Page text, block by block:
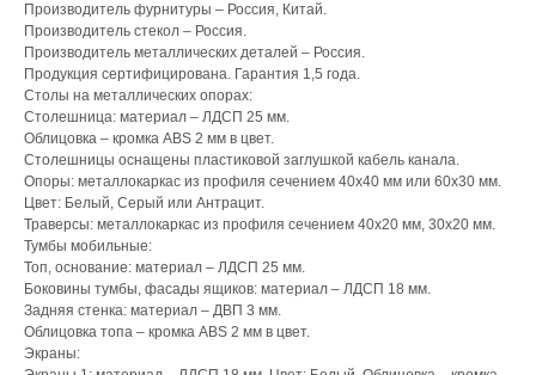
Производитель фурнитуры – Россия, Китай.
Производитель стекол – Россия.
Производитель металлических деталей – Россия.
Продукция сертифицирована. Гарантия 1,5 года.
Столы на металлических опорах:
Столешница: материал – ЛДСП 25 мм.
Облицовка – кромка ABS 2 мм в цвет.
Столешницы оснащены пластиковой заглушкой кабель канала.
Опоры: металлокаркас из профиля сечением 40х40 мм или 60х30 мм.
Цвет: Белый, Серый или Антрацит.
Траверсы: металлокаркас из профиля сечением 40х20 мм, 30х20 мм.
Тумбы мобильные:
Топ, основание: материал – ЛДСП 25 мм.
Боковины тумбы, фасады ящиков: материал – ЛДСП 18 мм.
Задняя стенка: материал – ДВП 3 мм.
Облицовка топа – кромка ABS 2 мм в цвет.
Экраны: